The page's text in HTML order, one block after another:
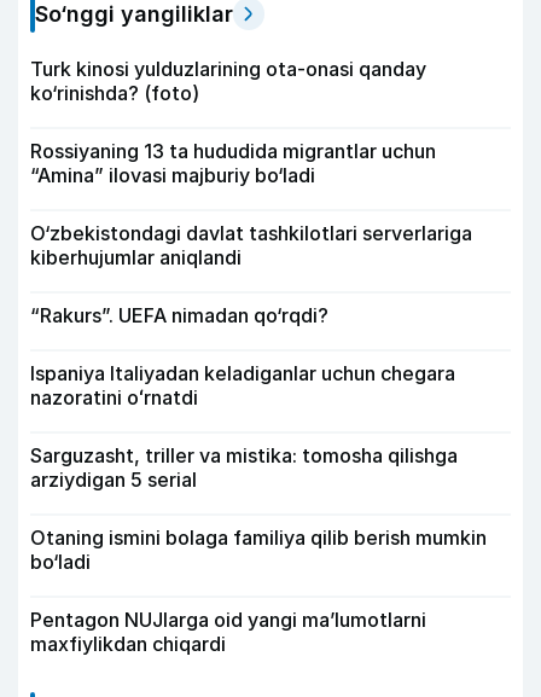
So‘nggi yangiliklar
Turk kinosi yulduzlarining ota-onasi qanday
ko‘rinishda? (foto)
Rossiyaning 13 ta hududida migrantlar uchun
“Amina” ilovasi majburiy bo‘ladi
O‘zbekistondagi davlat tashkilotlari serverlariga
kiberhujumlar aniqlandi
“Rakurs”. UEFA nimadan qo‘rqdi?
Ispaniya Italiyadan keladiganlar uchun chegara
nazoratini oʻrnatdi
Sarguzasht, triller va mistika: tomosha qilishga
arziydigan 5 serial
Otaning ismini bolaga familiya qilib berish mumkin
bo‘ladi
Pentagon NUJlarga oid yangi maʼlumotlarni
maxfiylikdan chiqardi